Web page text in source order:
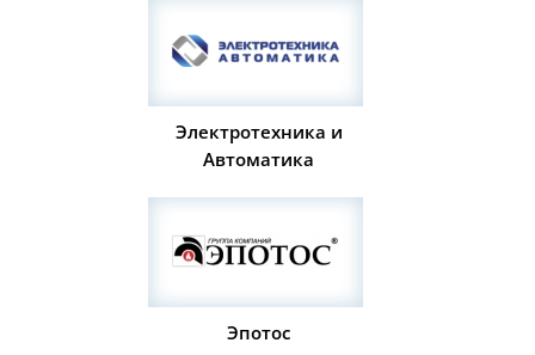
Электротехника и
Автоматика
Эпотос